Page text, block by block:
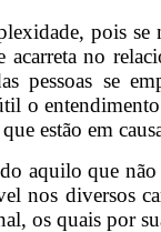
pois
no
pessoas se
o
estão em
aquilo que
nos diversos
os quais por